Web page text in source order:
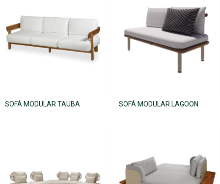
SOFÁ MODULAR TAUBA SOFÁ MODULAR LAGOON